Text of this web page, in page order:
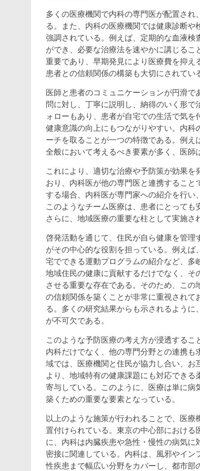
多くの医療機関で内科の専門医が配置さ
る。また、内科の医療機関では健康診断
強調されている。例えば、定期的な血液
ができ、必要な治療法を速やかに講じる
重要であり、早期発見により医療費を抑え
患者との信頼関係の構築も大切にされてい
医師と患者のコミュニケーションが円滑
問に対し、丁寧に説明し、納得のいく形
ォローもあり、患者が自宅での生活で気
健康意識の向上にもつながりやすい。内
ーチを取ることが一つの特徴である。例
全般において考えるべき要素が多く、医師
これにより、適切な治療や予防策が効果
おり、内科医が他の専門医と連携するこ
する場合、内科医が専門家への紹介を行い
このようなチーム医療は、患者にとっても
さらに、地域医療の重要な柱として実施さ
啓発活動を通じて、住民が自ら健康を管
がその中心的な役割を担っている。例え
宅でできる運動プログラムの紹介など、
地域住民の健康に貢献するだけでなく、
させる重要な存在である。そのため、こ
の信頼関係を築くことが非常に重視され
る。多くの研究結果からも示されるよう
が不可欠である。
このような予防医療の考え方が浸透するこ
内科だけでなく、他の専門分野との連携
域では、医療機関と住民が協力し合い、
より、地域特有の健康課題にも対応でき
寄与している。このように、医療は単に
築くための重要な要素となっている。
以上のような施策が行われることで、医
置付けられている。東京の中心部におけ
に、内科は内臓疾患や急性・慢性の病気
密接に関連している。内科は、風邪やイ
性疾患まで幅広い分野をカバーし、都市部